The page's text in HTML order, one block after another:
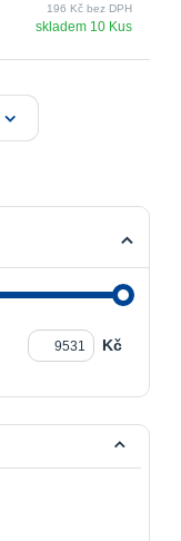
skladem 10 Kus
196 Kč bez DPH
Kč